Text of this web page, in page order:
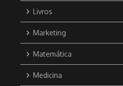
Livros
Marketing
Matemática
Medicina